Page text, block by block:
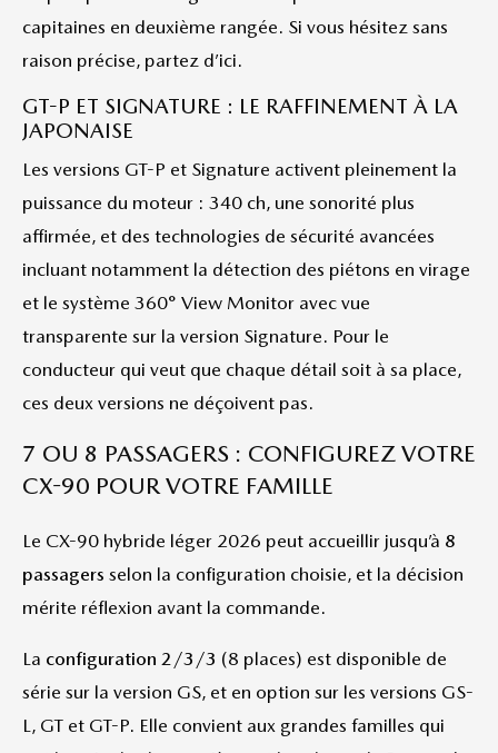
capitaines en deuxième rangée. Si vous hésitez sans
raison précise, partez d’ici.
GT-P ET SIGNATURE : LE RAFFINEMENT À LA
JAPONAISE
Les versions GT-P et Signature activent pleinement la
puissance du moteur : 340 ch, une sonorité plus
affirmée, et des technologies de sécurité avancées
incluant notamment la détection des piétons en virage
et le système 360° View Monitor avec vue
transparente sur la version Signature. Pour le
conducteur qui veut que chaque détail soit à sa place,
ces deux versions ne déçoivent pas.
7 OU 8 PASSAGERS : CONFIGUREZ VOTRE
CX-90 POUR VOTRE FAMILLE
Le CX-90 hybride léger 2026 peut accueillir jusqu’à 8
passagers selon la configuration choisie, et la décision
mérite réflexion avant la commande.
La configuration 2/3/3 (8 places) est disponible de
série sur la version GS, et en option sur les versions GS-
L, GT et GT-P. Elle convient aux grandes familles qui